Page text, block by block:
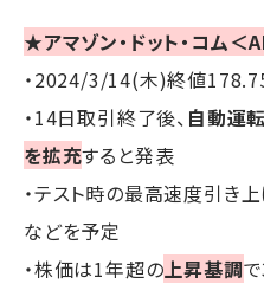
★アマゾン・ドット・コム＜
・2024/3/14(木)終値
・14日取引終了後、 自動運
を拡充すると発表
・テスト時の最高速度引き
などを予定
・株価は1年超の 上昇基調